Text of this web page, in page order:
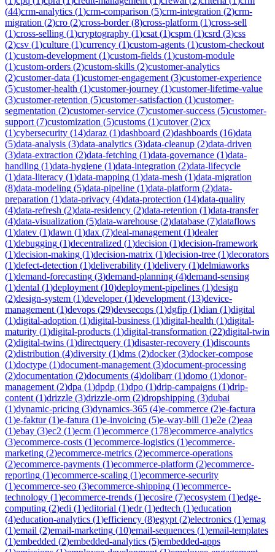
(44)crm-analytics (1)crm-comparison (5)crm-integration (2)crm-
migration (2)cro (2)cross-border(8)cross-platform (1)cross-sell
(1)cross-selling (1)cryptography (1)csat (1)cspm (1)csrd (3)css
(2)csv (1)culture (1)currency (1)custom-agents (1)custom-checkout
(1)custom-development (1)custom-fields (1)custom-module
(1)custom-orders (2)custom-skills (2)customer-analytics
(2)customer-data (1)customer-engagement (3)customer-experience
(5)customer-health (1)customer-journey (1)customer-lifetime-value
(3)customer-retention (5)customer-satisfaction (1)customer-
segmentation (2)customer-service (7)customer-success (5)customer-
support (7)customization (5)customs (1)cutover(2)cx
(1)cybersecurity (14)daraz (1)dashboard (2)dashboards (16)data
(5)data-analysis (3)data-analytics (3)data-cleanup (2)data-driven
(3)data-extraction (2)data-fetching (1)data-governance (1)data-
handling (1)data-hygiene (1)data-integration (2)data-lifecycle
(1)data-literacy (1)data-mapping (1)data-mesh (1)data-migration
(8)data-modeling (5)data-pipeline (1)data-platform (2)data-
preparation (1)data-privacy (4)data-protection (14)data-quality
(4)data-refresh (2)data-residency (2)data-retention (1)data-transfer
(4)data-visualization (5)data-warehouse (2)database (7)dataflows
(1)datev (1)dawn (1)dax (7)deal-management (1)dealer
(1)debugging (1)decentralized (1)decision (1)decision-framework
(1)decision-making (1)decision-matrix (1)decision-tree (1)decorators
(1)defect-detection (1)deliverability (1)delivery (1)delmiaworks
(1)demand-forecasting (3)demand-planning (4)demand-sensing
(1)dental (1)deployment (10)deployment-pipelines (1)design
(2)design-system (1)developer(1)development (13)device-
management (1)devops (29)devsecops (1)dgfip (1)dian (1)digital
(1)digital-adoption (1)digital-business (1)digital-health (1)digital-
maturity (1)digital-products (1)digital-transformation (22)digital-twin
(2)digital-twins (1)directquery (1)disaster-recovery (1)discounts
(2)distribution (4)diversity (1)dms (2)docker(3)docker-compose
(1)doctype (1)document-management (3)document-processing
(2)documentation (2)documents (4)dolibarr(1)domo (1)donor-
management (2)dpa (1)dpdp (1)dpo (1)drip-campaigns (1)drip-
content (1)drizzle (3)drizzle-orm (2)dropshipping (3)dubai
(1)dynamic-pricing (3)dynamics-365 (4)e-commerce (2)e-factura
(1)e-faktur(1)e-fatura (1)e-invoicing (5)e-way-bill (1)e2e (2)eaa
(1)ebay (3)ec2 (1)ecm (1)ecommerce (178)ecommerce-analytics
(3)ecommerce-costs (1)ecommerce-logistics (1)ecommerce-
marketing (2)ecommerce-metrics (2)ecommerce-operations
(2)ecommerce-payments (1)ecommerce-platform (2)ecommerce-
reporting (1)ecommerce-scaling (1)ecommerce-security
(1)ecommerce-seo (3)ecommerce-shipping (1)ecommerce-
technology (1)ecommerce-trends (1)ecosire (7)ecosystem (1)edge-
computing (2)edi (1)editorial (1)edr(1)edtech (1)education
(4)education-analytics (1)efficiency (8)egypt (2)electronics (1)emag
(1)email (2)email-marketing (10)email-sequences (1)email-templates
(1)embedded (2)embedded-analytics (5)embedded-apps